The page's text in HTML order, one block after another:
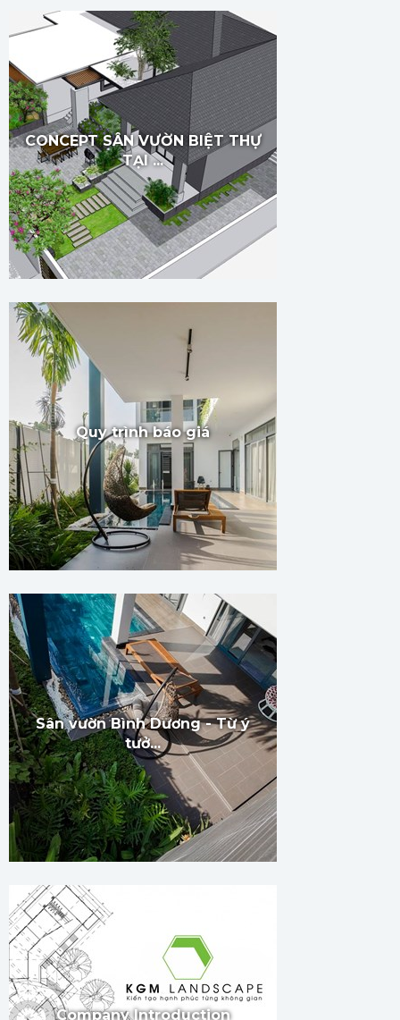
CONCEPT SÂN VƯỜN BIỆT THỰ
TẠI ...
Quy trình báo giá
Sân vườn Bình Dương - Từ ý
tưở...
Company Introduction